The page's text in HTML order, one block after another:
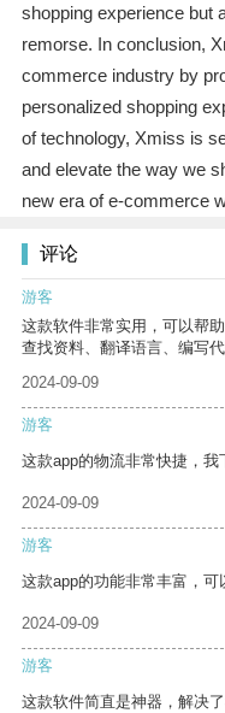
shopping experience but
remorse. In conclusion,
commerce industry by
personalized shopping
of technology, Xmiss is
and elevate the way we
new era of e-commerce
评论
游客
这款软件非常实用，可以帮
查找资料、翻译语言、编写代
2024-09-09
游客
这款app的物流非常快捷，我
2024-09-09
游客
这款app的功能非常丰富，可
2024-09-09
游客
这款软件简直是神器，解决了